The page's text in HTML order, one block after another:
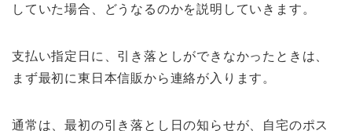
していた場合、どうなるのかを説明していきます。
支払い指定日に、引き落としができなかったときは、
まず最初に東日本信販から連絡が入ります。
通常は、最初の引き落とし日の知らせが、自宅のポス